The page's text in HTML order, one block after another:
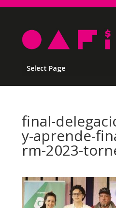
Select Page
final-
y-aprende-
rm-2023-